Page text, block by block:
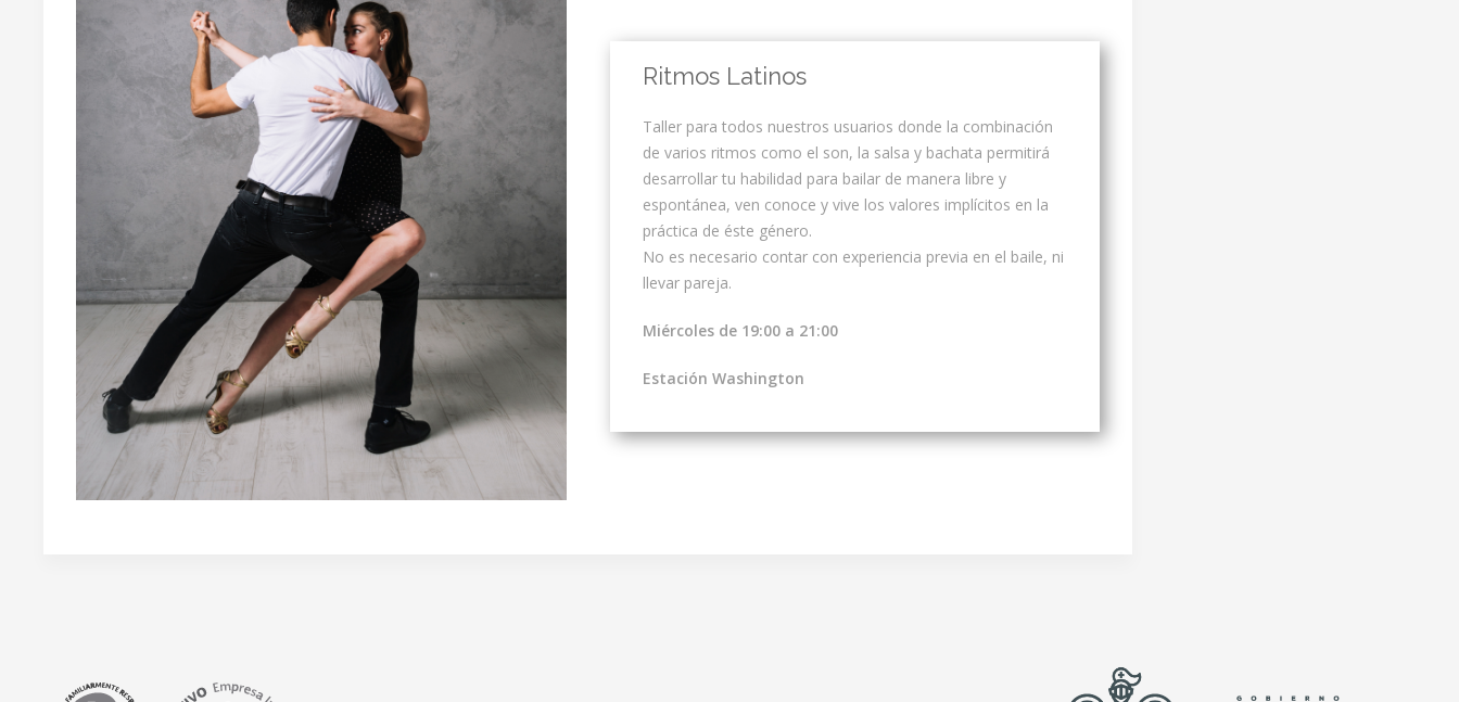
Ritmos Latinos
Taller para todos nuestros usuarios donde la combinación
de varios ritmos como el son, la salsa y bachata permitirá
desarrollar tu habilidad para bailar de manera libre y
espontánea, ven conoce y vive los valores implícitos en la
práctica de éste género.
No es necesario contar con experiencia previa en el baile, ni
llevar pareja.
Miércoles de 19:00 a 21:00
Estación Washington